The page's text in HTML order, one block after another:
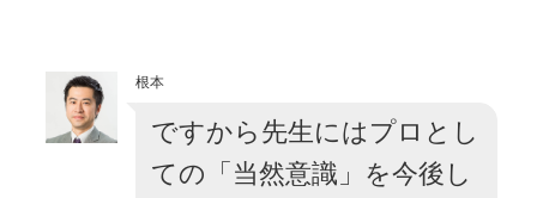
根本
ですから先生にはプロとし
ての「当然意識」を今後し